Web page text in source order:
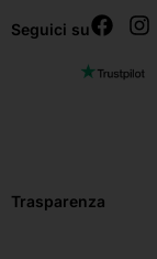
Seguici su
Trasparenza